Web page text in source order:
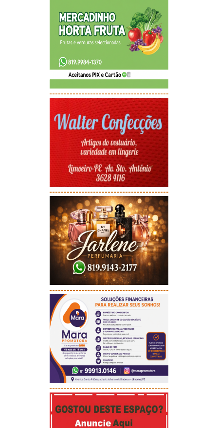
-----------------------------------------
-----------------------------------------
-----------------------------------------
-----------------------------------------